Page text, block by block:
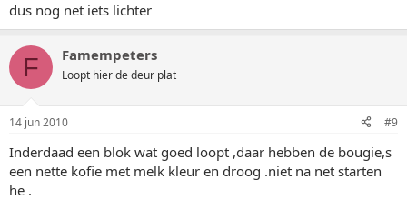
dus nog net iets lichter
F Famempeters
Loopt hier de deur plat
14 jun 2010 #9
Inderdaad een blok wat goed loopt ,daar hebben de bougie,s
een nette kofie met melk kleur en droog .niet na net starten
he .